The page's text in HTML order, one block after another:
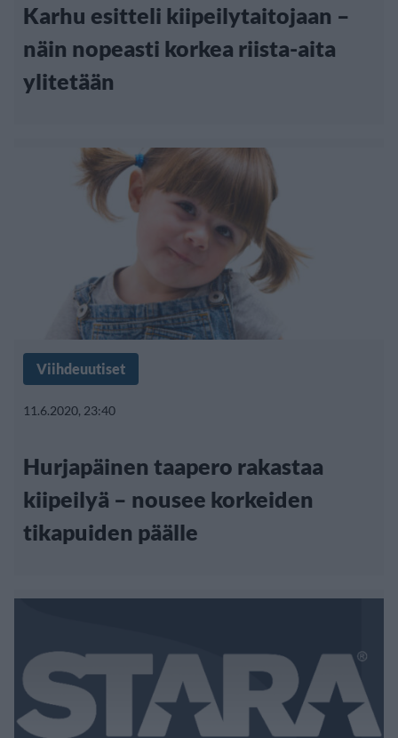
Karhu esitteli kiipeilytaitojaan –
näin nopeasti korkea riista-aita
ylitetään
Viihdeuutiset
11.6.2020, 23:40
Hurjapäinen taapero rakastaa
kiipeilyä – nousee korkeiden
tikapuiden päälle